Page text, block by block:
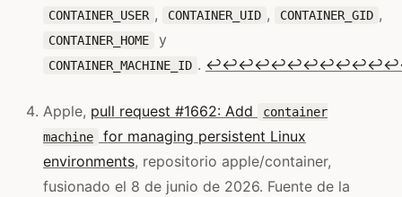
CONTAINER_USER , CONTAINER_UID , CONTAINER_GID ,
CONTAINER_HOME y
CONTAINER_MACHINE_ID . ↩↩↩↩↩↩↩↩↩↩↩↩
Apple, pull request #1662: Add
container
machine
for managing persistent Linux
environments, repositorio apple/container,
fusionado el 8 de junio de 2026. Fuente de la